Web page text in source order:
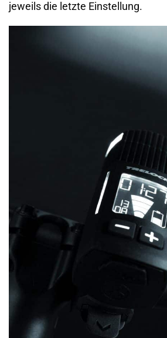
jeweils die letzte Einstellung.